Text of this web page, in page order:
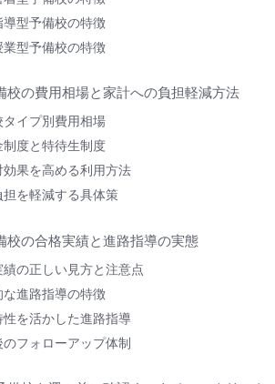
導型予備校の特徴
業型予備校の特徴
校の費用相場と家計への負担軽減方法
タイプ別費用相場
制度と特待生制度
効果を高める利用方法
担を軽減する具体策
校の合格実績と進路指導の実態
績の正しい見方と注意点
な進路指導の特徴
性を活かした進路指導
のフォローアップ体制